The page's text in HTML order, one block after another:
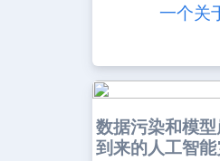
一个关
数据污染和模
到来的人工智